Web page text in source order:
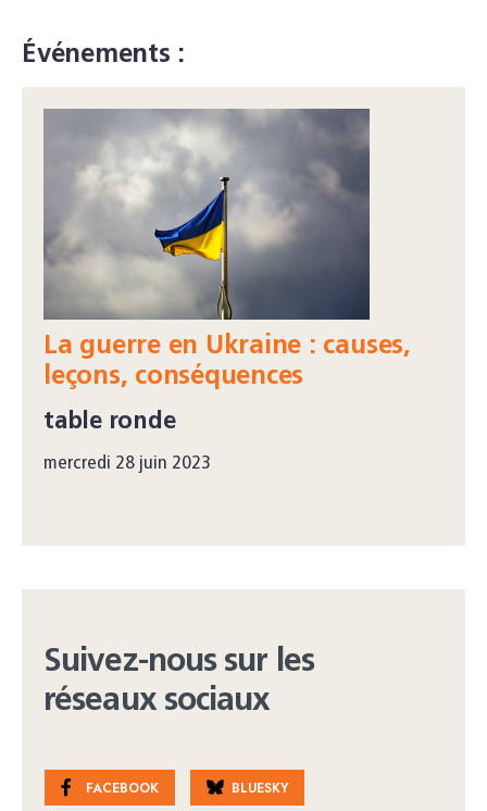
Événements :
La guerre en Ukraine : causes,
leçons, conséquences
table ronde
mercredi 28 juin 2023
Suivez-nous sur les
réseaux sociaux
FACEBOOK BLUESKY